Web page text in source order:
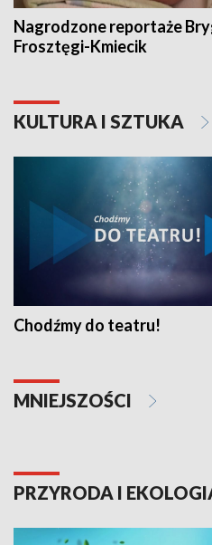
Nagrodzone reportaże
Frosztęgi-Kmiecik
KULTURA I SZTUKA
Chodźmy do teatru!
MNIEJSZOŚCI
PRZYRODA I